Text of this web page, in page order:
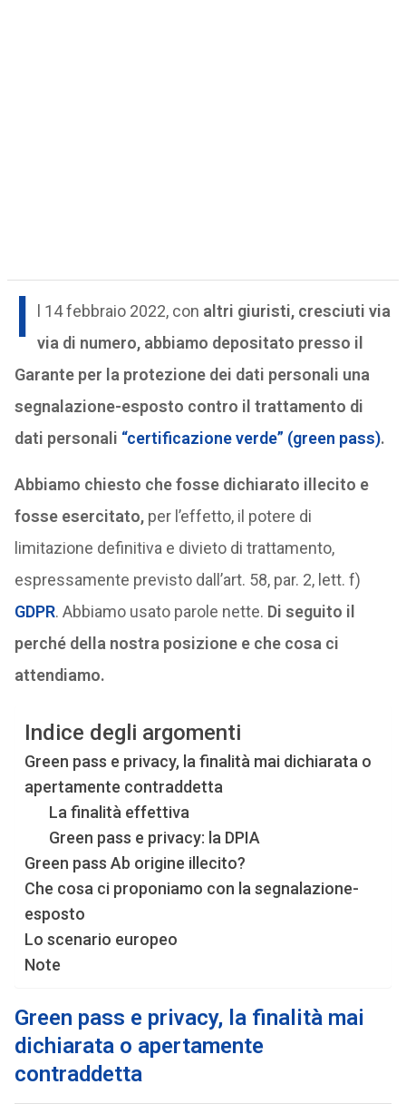
I l 14 febbraio 2022, con altri giuristi, cresciuti via
via di numero, abbiamo depositato presso il
Garante per la protezione dei dati personali una
segnalazione-esposto contro il trattamento di
dati personali “certificazione verde” (green pass).
Abbiamo chiesto che fosse dichiarato illecito e
fosse esercitato,per l’effetto, il potere di
limitazione definitiva e divieto di trattamento,
espressamente previsto dall’art. 58, par. 2, lett. f)
GDPR. Abbiamo usato parole nette. Di seguito il
perché della nostra posizione e che cosa ci
attendiamo.
Indice degli argomenti
Green pass e privacy, la finalità mai dichiarata o
apertamente contraddetta
La finalità effettiva
Green pass e privacy: la DPIA
Green pass Ab origine illecito?
Che cosa ci proponiamo con la segnalazione-
esposto
Lo scenario europeo
Note
Green pass e privacy, la finalità mai
dichiarata o apertamente
contraddetta